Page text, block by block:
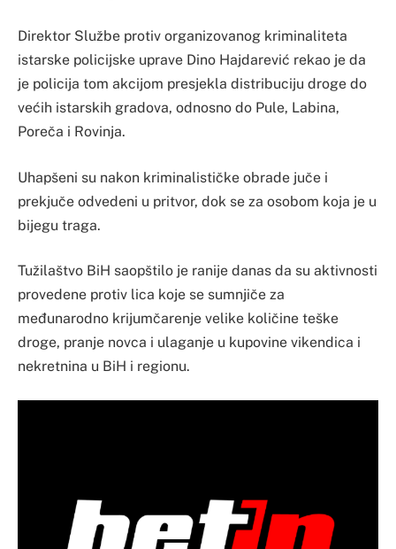
Direktor Službe protiv organizovanog kriminaliteta
istarske policijske uprave Dino Hajdarević rekao je da
je policija tom akcijom presjekla distribuciju droge do
većih istarskih gradova, odnosno do Pule, Labina,
Poreča i Rovinja.
Uhapšeni su nakon kriminalističke obrade juče i
prekjuče odvedeni u pritvor, dok se za osobom koja je u
bijegu traga.
Tužilaštvo BiH saopštilo je ranije danas da su aktivnosti
provedene protiv lica koje se sumnjiče za
međunarodno krijumčarenje velike količine teške
droge, pranje novca i ulaganje u kupovine vikendica i
nekretnina u BiH i regionu.